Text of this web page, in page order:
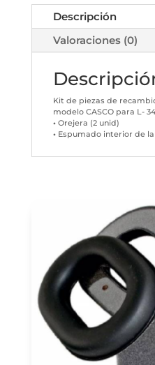
Descripción
Valoraciones (0)
Kit de piezas de
modelo CASCO para L-
• Orejera (2 unid)
• Espumado interior de